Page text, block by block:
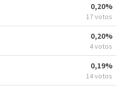
0,20%
17 votos
0,20%
4 votos
0,19%
14 votos